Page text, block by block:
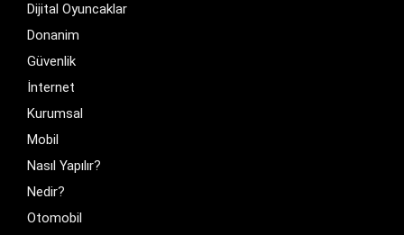
Dijital Oyuncaklar
Donanim
Güvenlik
İnternet
Kurumsal
Mobil
Nasıl Yapılır?
Nedir?
Otomobil